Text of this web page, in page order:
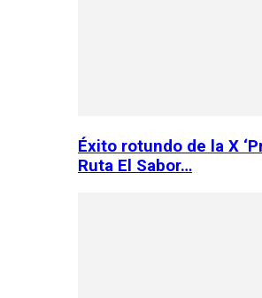
Éxito rotundo de la X
Ruta El Sabor…